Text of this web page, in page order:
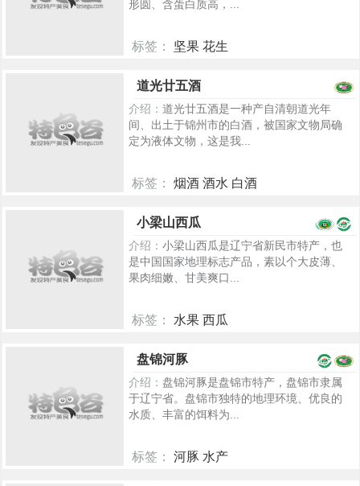
形圆、含蛋白质高，...
标签： 坚果 花生
道光廿五酒
介绍： 道光廿五酒是一种产自清朝道光年
间、出土于锦州市的白酒，被国家文物局确
定为液体文物，这是我...
标签： 烟酒 酒水 白酒
小梁山西瓜
介绍： 小梁山西瓜是辽宁省新民市特产，也
是中国国家地理标志产品，素以个大皮薄、
果肉细嫩、甘美爽口...
标签： 水果 西瓜
盘锦河豚
介绍： 盘锦河豚是盘锦市特产，盘锦市隶属
于辽宁省。盘锦市独特的地理环境、优良的
水质、丰富的饵料为...
标签： 河豚 水产